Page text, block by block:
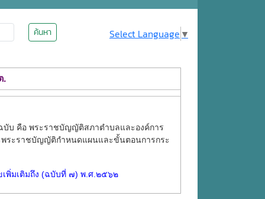
ค้นหา Select Language ▼
.
บ คือ พระราชบัญญัติสภาตำบลและองค์การ
ระราชบัญญัติกำหนดแผนและขั้นตอนการกระ
พิ่มเติมถึง (ฉบับที่ ๗) พ.ศ.๒๕๖๒